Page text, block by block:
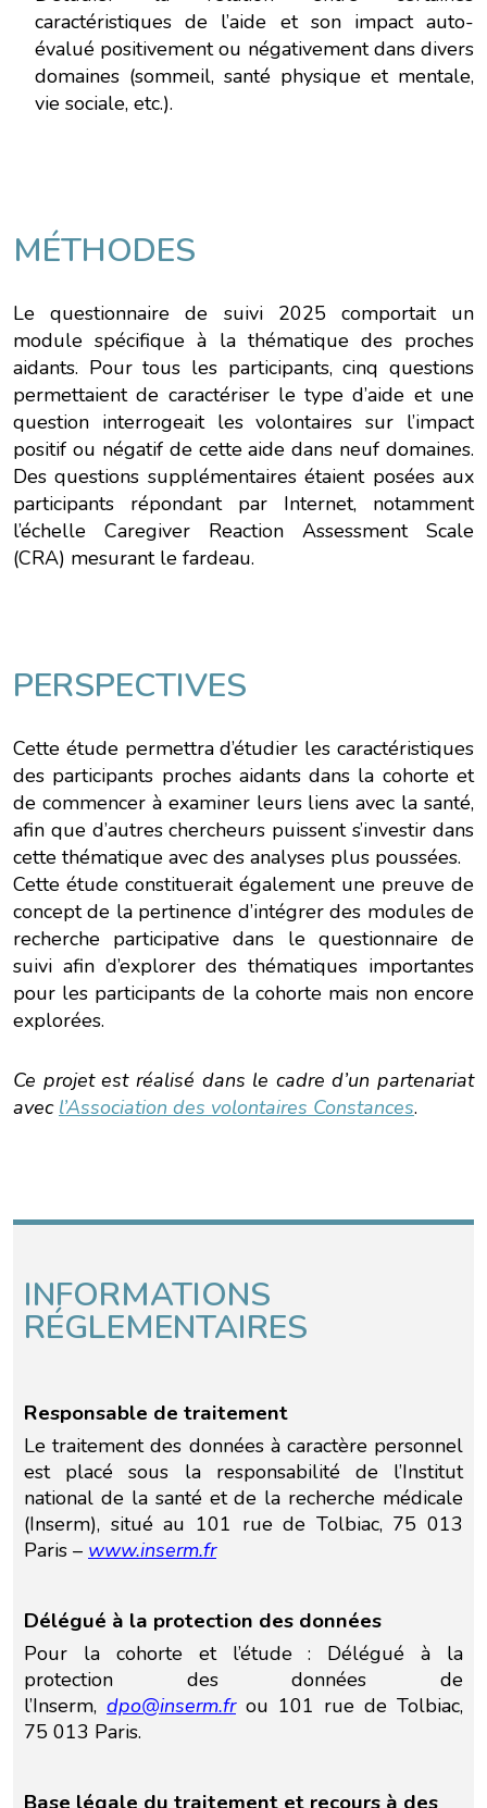
concerne aussi !
caractéristiques de l’aide et son impact auto-
évalué positivement ou négativement dans divers
domaines (sommeil, santé physique et mentale,
vie sociale, etc.).
MÉTHODES
Le questionnaire de suivi 2025 comportait un
module spécifique à la thématique des proches
aidants. Pour tous les participants, cinq questions
permettaient de caractériser le type d’aide et une
question interrogeait les volontaires sur l’impact
positif ou négatif de cette aide dans neuf domaines.
Des questions supplémentaires étaient posées aux
participants répondant par Internet, notamment
l’échelle Caregiver Reaction Assessment Scale
(CRA) mesurant le fardeau.
PERSPECTIVES
Cette étude permettra d’étudier les caractéristiques
des participants proches aidants dans la cohorte et
de commencer à examiner leurs liens avec la santé,
afin que d’autres chercheurs puissent s’investir dans
cette thématique avec des analyses plus poussées.
Cette étude constituerait également une preuve de
concept de la pertinence d’intégrer des modules de
recherche participative dans le questionnaire de
suivi afin d’explorer des thématiques importantes
pour les participants de la cohorte mais non encore
explorées.
Ce projet est réalisé dans le cadre d’un partenariat
avec l’Association des volontaires Constances.
INFORMATIONS
RÉGLEMENTAIRES
Responsable de traitement
Le traitement des données à caractère personnel
est placé sous la responsabilité de l’Institut
national de la santé et de la recherche médicale
(Inserm), situé au 101 rue de Tolbiac, 75 013
Paris – www.inserm.fr
Délégué à la protection des données
Pour la cohorte et l’étude : Délégué à la
protection des données de
l’Inserm, dpo@inserm.frou 101 rue de Tolbiac,
75 013 Paris.